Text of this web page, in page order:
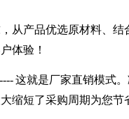
从产品优选原材料、
体验！
这就是厂家直销模式
缩短了采购周期为您节